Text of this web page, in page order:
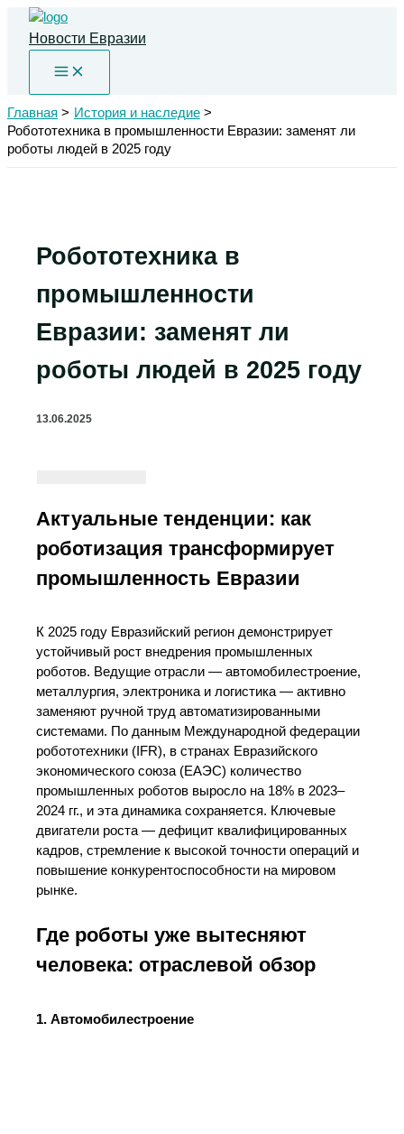
Перейти
содержимому
Новости Евразии
Главная
История и наследие
Робототехника в промышленности Евразии: заменят ли
роботы людей в 2025 году
Робототехника в
промышленности
Евразии: заменят ли
роботы людей в 2025 году
13.06.2025
Актуальные тенденции: как
роботизация трансформирует
промышленность Евразии
К 2025 году Евразийский регион демонстрирует
устойчивый рост внедрения промышленных
роботов. Ведущие отрасли — автомобилестроение,
металлургия, электроника и логистика — активно
заменяют ручной труд автоматизированными
системами. По данным Международной федерации
робототехники (IFR), в странах Евразийского
экономического союза (ЕАЭС) количество
промышленных роботов выросло на 18% в 2023–
2024 гг., и эта динамика сохраняется. Ключевые
двигатели роста — дефицит квалифицированных
кадров, стремление к высокой точности операций и
повышение конкурентоспособности на мировом
рынке.
Где роботы уже вытесняют
человека: отраслевой обзор
1. Автомобилестроение